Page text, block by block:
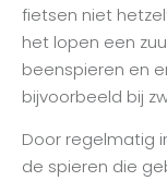
fietsen niet
het lopen een
beenspieren en
bijvoorbeeld bij
Door regelmatig
de spieren die